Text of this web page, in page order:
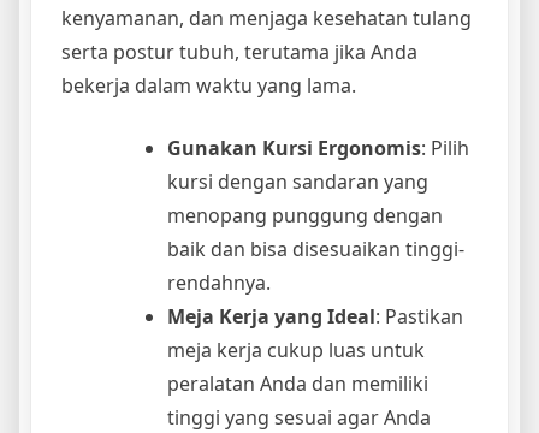
kenyamanan, dan menjaga kesehatan tulang
serta postur tubuh, terutama jika Anda
bekerja dalam waktu yang lama.
Gunakan Kursi Ergonomis: Pilih
kursi dengan sandaran yang
menopang punggung dengan
baik dan bisa disesuaikan tinggi-
rendahnya.
Meja Kerja yang Ideal: Pastikan
meja kerja cukup luas untuk
peralatan Anda dan memiliki
tinggi yang sesuai agar Anda